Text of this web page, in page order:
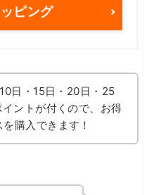
ピング
日・15日・20日・25
ントが付くので、お得
購入できます！